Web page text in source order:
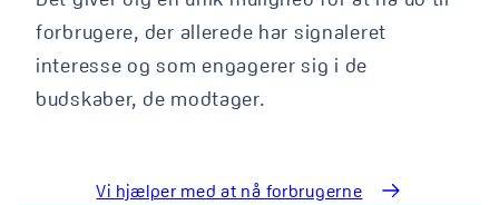
forbrugere, der allerede har signaleret
interesse og som engagerer sig i de
budskaber, de modtager.​
Vi hjælper med at nå forbrugerne